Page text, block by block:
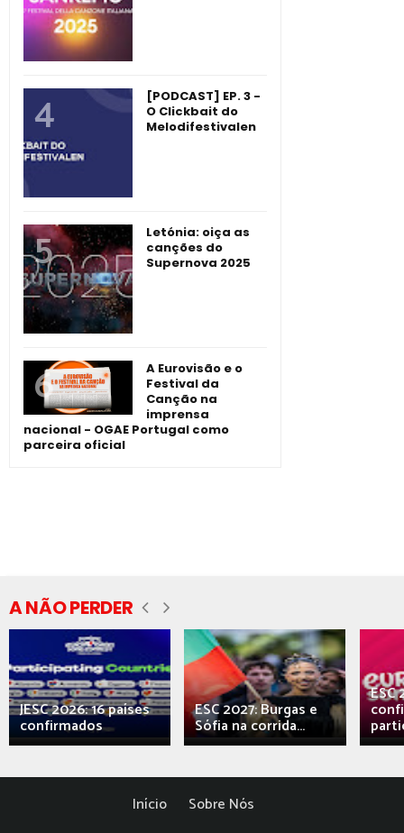
[PODCAST] EP. 3 -
O Clickbait do
Melodifestivalen
Letónia: oiça as
canções do
Supernova 2025
A Eurovisão e o
Festival da
Canção na
imprensa
nacional - OGAE Portugal como
parceira oficial
A NÃO PERDER
JESC 2026: 16 países
confirmados
ESC 2027: Burgas e
Sófia na corrida...
ESC
Início Sobre Nós